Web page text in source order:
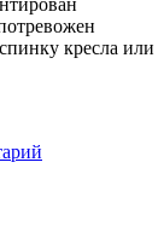
кресла или